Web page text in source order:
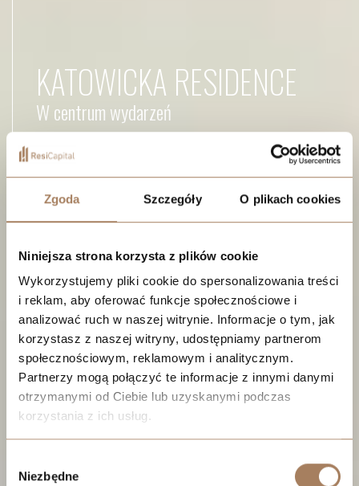
Zgoda Szczegóły O plikach cookies
Niniejsza strona korzysta z plików cookie
Wykorzystujemy pliki cookie do spersonalizowania treści
i reklam, aby oferować funkcje społecznościowe i
analizować ruch w naszej witrynie. Informacje o tym, jak
korzystasz z naszej witryny, udostępniamy partnerom
społecznościowym, reklamowym i analitycznym.
Partnerzy mogą połączyć te informacje z innymi danymi
otrzymanymi od Ciebie lub uzyskanymi podczas
korzystania z ich usług.
process your information.
zgody
Niezbędne
KATOWICKA RESIDENCE
W centrum wydarzeń
205 widnych i wygodnych mieszkań powstanie przy ul.
Katowickiej 61, niedaleko katowickiego "Spodka". Dzięki
doskonałej komunikacji oraz licznym punktom handlowo -
usługowym znajdującym się w okolicy nic Cię nie ominie.
POBIERZ KATALOG
ZNAJDŹ MIESZKANIE
UMÓW SIĘ NA WIZYTĘ NA TERENIE INWESTYCJI